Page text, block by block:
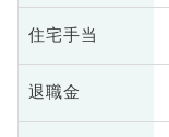
住宅手当
退職金